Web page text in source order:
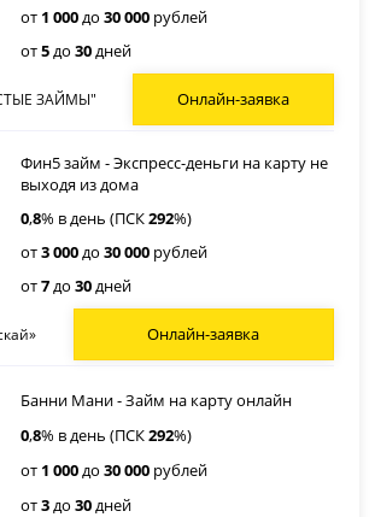
от 1 000до30 000 рублей
от5до30дней
ЗАЙМЫ" Онлайн-заявка
Фин5 займ - Экспресс-деньги на карту не
выходя из дома
0,8% в день (ПСК292%)
от3 000до30 000 рублей
от7до30дней
Онлайн-заявка
Банни Мани - Займ на карту онлайн
0,8% в день (ПСК292%)
от 1 000до30 000 рублей
от3до30дней